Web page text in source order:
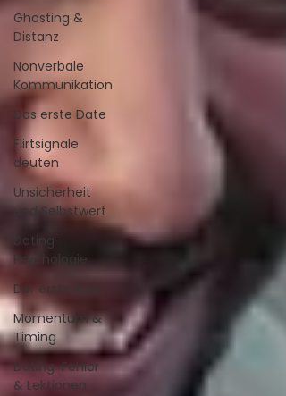
Ghosting &
Distanz
Nonverbale
Kommunikation
Das erste Date
Flirtsignale
deuten
Unsicherheit
und Selbstwert
Dating-
Psychologie
Der erste Kuss
Momentum &
Timing
Dating-Fehler
& Lektionen